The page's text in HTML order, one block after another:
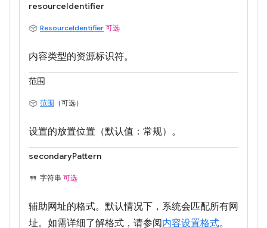
resourceIdentifier
ResourceIdentifier 可选
内容类型的资源标识符。
范围
范围 （可选）
设置的放置位置（默认值：常规）。
secondaryPattern
字符串 可选
辅助网址的格式。默认情况下，系统会匹配所有网
址。如需详细了解格式，请参阅内容设置格式。